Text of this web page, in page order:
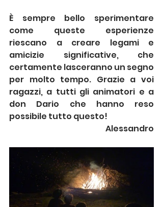
È sempre bello sperimentare
come queste esperienze
riescano a creare legami e
amicizie significative, che
certamente lasceranno un segno
per molto tempo. Grazie a voi
ragazzi, a tutti gli animatori e a
don Dario che hanno reso
possibile tutto questo!
Alessandro